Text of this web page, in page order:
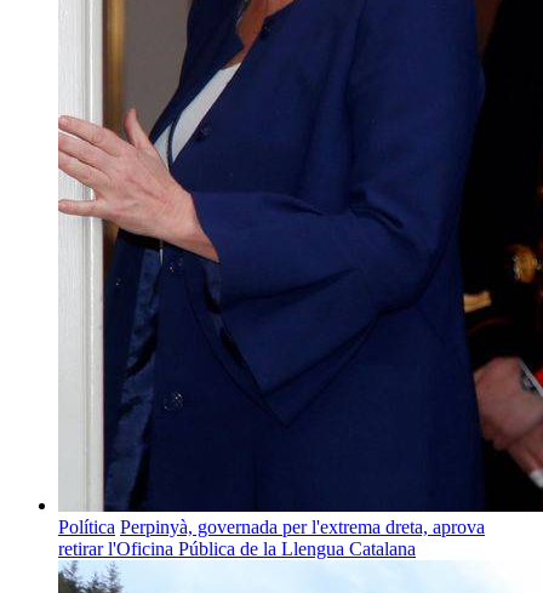
Política Perpinyà, governada per l'extrema dreta, aprova
retirar l'Oficina Pública de la Llengua Catalana